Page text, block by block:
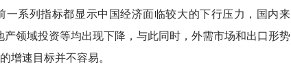
一系列指标都显示中国经济面临较大的下行压力，国内来
领域投资等均出现下降，与此同时，外需市场和出口形势
增速目标并不容易。